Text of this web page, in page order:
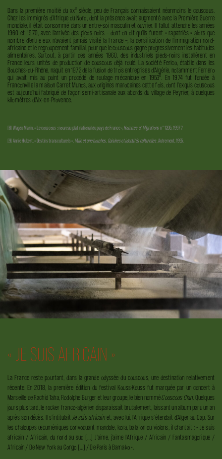
Dans la première moitié du xxe siècle, peu de Français connaissaient néanmoins le couscous.
Chez les immigrés d'Afrique du Nord, dont la présence avait augmenté avec la Première Guerre
mondiale, il était consommé dans un entre-soi masculin et ouvrier. Il fallut attendre les années
1960 et 1970, avec l'arrivée des pieds-noirs – dont on dit qu’ils furent « rapatriés » alors que
nombre d’entre eux n’avaient jamais visité la France –, la densification de l'immigration nord-
africaine et le regroupement familial, pour que le couscous gagne progressivement les habitudes
alimentaires. Surtout, à partir des années 1960, des industriels pieds-noirs installèrent en
France leurs unités de production de couscous déjà roulé. La société Ferico, établie dans les
Bouches-du-Rhône, naquit en 1972 de la fusion de trois entreprises d'Algérie, notamment Ferrero
qui avait mis au point un procédé de roulage mécanique en 19538
. En 1974 fut fondée à
Franconville la maison Carret Munos, aux origines marocaines cette fois, dont l'exquis couscous
est aujourd'hui fabriqué de façon semi-artisanale aux abords du village de Peynier, à quelques
kilomètres d'Aix-en-Provence.
[8] Wagda Marin, « Le couscous : nouveau plat national du pays de France »,Hommes et Migrationsn° 1205, 1997 ?
[9] Annie Hubert, « Destins transculturels »,Mille et une bouches. Cuisines et identités culturelles, Autrement, 1995.
« JE SUIS AFRICAIN »
La France reste pourtant, dans la grande odyssée du couscous, une destination relativement
récente. En 2018, la première édition du festival Kouss·Kouss fut marquée par un concert à
Marseille de Rachid Taha, Rodolphe Burger et leur groupe, le bien nomméCouscous Clan . Quelques
jours plus tard, le rocker franco-algérien disparaissait brutalement, laissant un album paru un an
après son décès. Il s'intitulait Je suis africainet, avec lui, l'Afrique s'étendait d'Alger au Cap. Sur
les chaloupes œcuméniques convoquant mandole, kora, balafon ou violons, il chantait : « Je suis
africain / Africain, du nord au sud […] J'aime, j'aime l'Afrique / Africain / Fantasmagorique /
Africain / De New York au Congo […] / De Paris à Bamako ».